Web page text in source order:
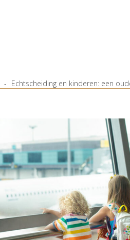
- Echtscheiding en kinderen: een